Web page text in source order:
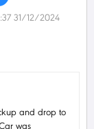
31/12/2024
and drop to
was